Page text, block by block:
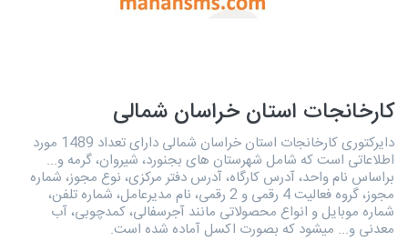
کارخانجات استان خراسان شمالی
دایرکتوری کارخانجات استان خراسان شمالی دارای تعداد 1489 مورد
اطلاعاتی است که شامل شهرستان های بجنورد، شیروان، گرمه و...
براساس نام واحد، آدرس کارگاه، آدرس دفتر مرکزی، نوع مجوز، شماره
مجوز، گروه فعالیت 4 رقمی و 2 رقمی، نام مدیرعامل، شماره تلفن،
شماره موبایل و انواع محصولاتی مانند آجرسفالی، کمدچوبی، آب
معدنی و... میشود که بصورت اکسل آماده شده است.